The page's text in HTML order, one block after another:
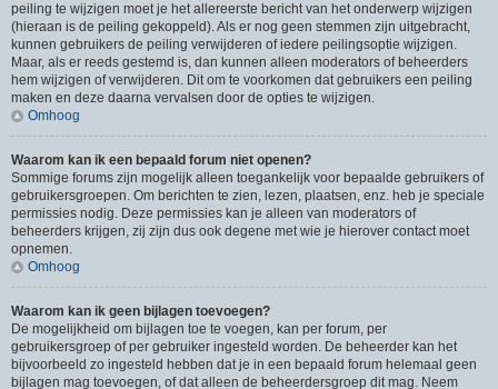
peiling te wijzigen moet je het allereerste bericht van het onderwerp wijzigen
(hieraan is de peiling gekoppeld). Als er nog geen stemmen zijn uitgebracht,
kunnen gebruikers de peiling verwijderen of iedere peilingsoptie wijzigen.
Maar, als er reeds gestemd is, dan kunnen alleen moderators of beheerders
hem wijzigen of verwijderen. Dit om te voorkomen dat gebruikers een peiling
maken en deze daarna vervalsen door de opties te wijzigen.
Omhoog
Waarom kan ik een bepaald forum niet openen?
Sommige forums zijn mogelijk alleen toegankelijk voor bepaalde gebruikers of
gebruikersgroepen. Om berichten te zien, lezen, plaatsen, enz. heb je speciale
permissies nodig. Deze permissies kan je alleen van moderators of
beheerders krijgen, zij zijn dus ook degene met wie je hierover contact moet
opnemen.
Omhoog
Waarom kan ik geen bijlagen toevoegen?
De mogelijkheid om bijlagen toe te voegen, kan per forum, per
gebruikersgroep of per gebruiker ingesteld worden. De beheerder kan het
bijvoorbeeld zo ingesteld hebben dat je in een bepaald forum helemaal geen
bijlagen mag toevoegen, of dat alleen de beheerdersgroep dit mag. Neem